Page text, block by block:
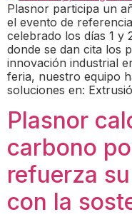
Plasnor participa un
el evento de
celebrado los días 1 y
donde se dan cita los
innovación industrial
feria, nuestro equipo
soluciones en:
Plasnor
carbono
refuerza
con la